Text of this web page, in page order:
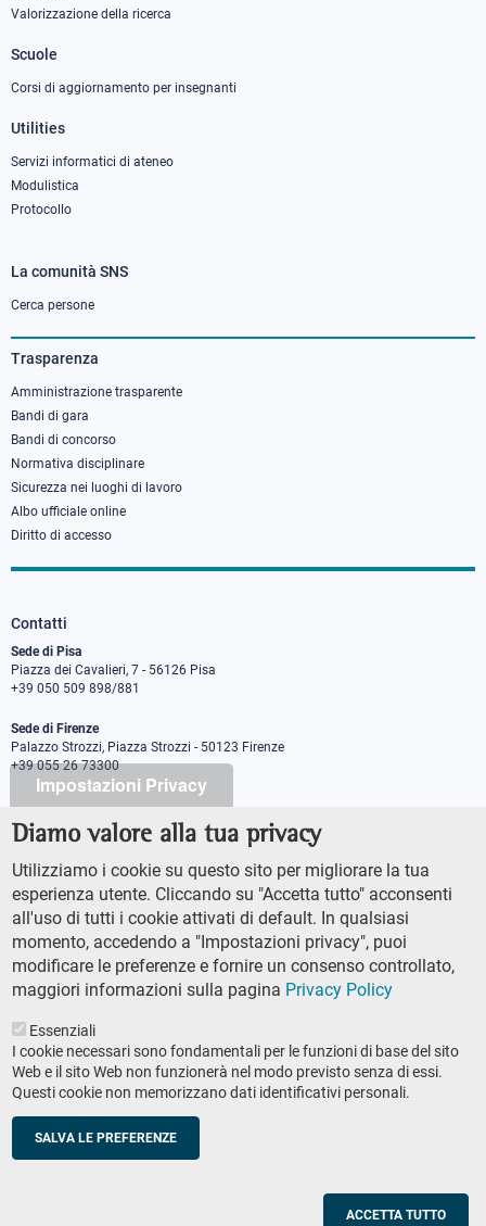
Impostazioni Privacy
Diamo valore alla tua privacy
Utilizziamo i cookie su questo sito per migliorare la tua
esperienza utente. Cliccando su "Accetta tutto" acconsenti
all'uso di tutti i cookie attivati di default. In qualsiasi
momento, accedendo a "Impostazioni privacy", puoi
modificare le preferenze e fornire un consenso controllato,
maggiori informazioni sulla pagina Privacy Policy
Essenziali
I cookie necessari sono fondamentali per le funzioni di base del sito
Web e il sito Web non funzionerà nel modo previsto senza di essi.
Questi cookie non memorizzano dati identificativi personali.
SALVA LE PREFERENZE
ACCETTA TUTTO
Valorizzazione della ricerca
Scuole
Corsi di aggiornamento per insegnanti
Utilities
Servizi informatici di ateneo
Modulistica
Protocollo
Footer
column
3
La comunità SNS
Cerca persone
Trasparenza
Amministrazione trasparente
Bandi di gara
Bandi di concorso
Normativa disciplinare
Sicurezza nei luoghi di lavoro
Albo ufficiale online
Diritto di accesso
Contatti
Sede di Pisa
Piazza dei Cavalieri, 7 - 56126 Pisa
+39 050 509 898/881
Sede di Firenze
Palazzo Strozzi, Piazza Strozzi - 50123 Firenze
+39 055 26 73300
PEC protocollo@pec.sns.it
Codice Fiscale 8000 5050507
Ufficio comunicazione
Addetto stampa
URP - Ufficio relazioni con il pubblico
Footer
secondary
AMMINISTRAZIONE TRASPARENTE